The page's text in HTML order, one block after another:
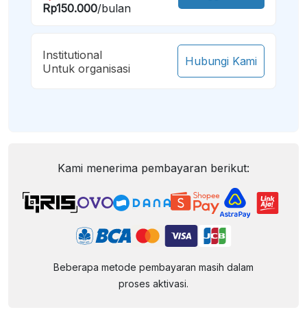
Rp150.000/bulan
Institutional
Untuk organisasi
Hubungi Kami
Kami menerima pembayaran berikut:
Beberapa metode pembayaran masih dalam
proses aktivasi.